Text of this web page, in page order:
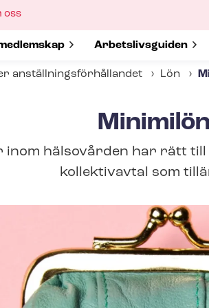
submenu for Show submenu for
Ar­bets­livs­gui­den
oss
an­ställ­nings­för­hål­lan­det Lön
Minimilön
inom hälsovården har rätt till
kollektivavtal som